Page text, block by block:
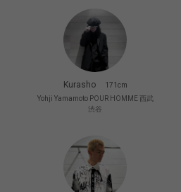
Kurasho
171cm
Yohji Yamamoto POUR HOMME 西武
渋谷